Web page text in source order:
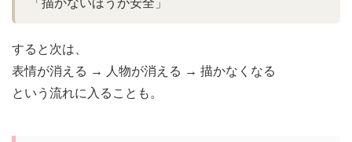
すると次は、
表情が消える → 人物が消える → 描かなくなる
という流れに入ることも。